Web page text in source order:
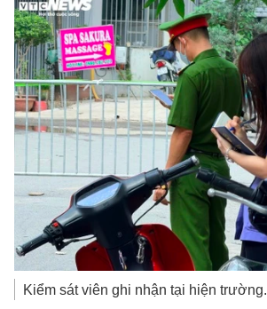
Kiểm sát viên ghi nhận tại hiện trường.